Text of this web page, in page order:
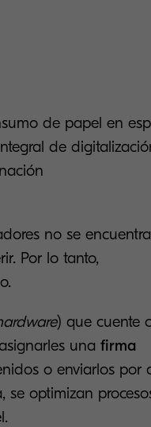
de papel en
de
no se
Por lo tanto,
) que cuente
una firma
o enviarlos por
se optimizan